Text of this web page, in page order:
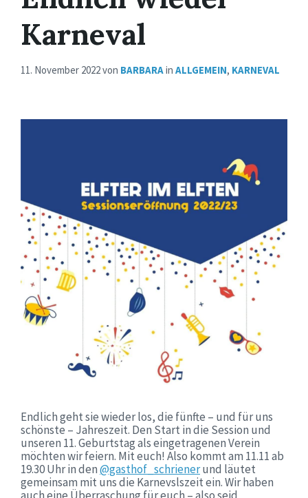
Karneval
11. November 2022von BARBARAin ALLGEMEIN, KARNEVAL
Endlich geht sie wieder los, die fünfte – und für uns
schönste – Jahreszeit. Den Start in die Session und
unseren 11. Geburtstag als eingetragenen Verein
möchten wir feiern. Mit euch! Also kommt am 11.11 ab
19.30 Uhr in den@gasthof_schrienerund läutet
gemeinsam mit uns die Karnevslszeit ein. Wir haben